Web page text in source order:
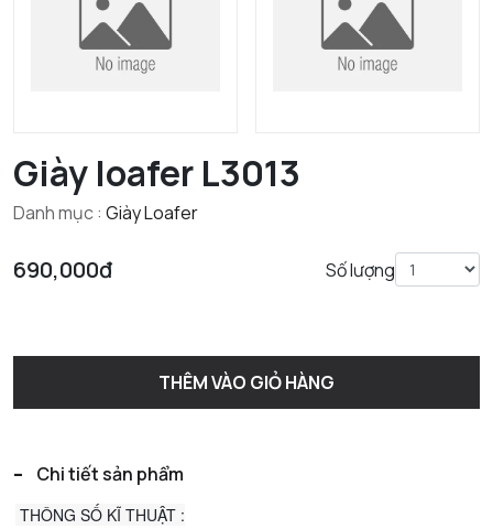
Giày loafer L3013
Danh mục : Giày Loafer
690,000đ Số lượng
THÊM VÀO GIỎ HÀNG
- Chi tiết sản phẩm
THÔNG SỐ KĨ THUẬT :